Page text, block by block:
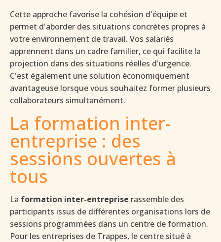
Cette approche favorise la cohésion d'équipe et
permet d'aborder des situations concrètes propres à
votre environnement de travail. Vos salariés
apprennent dans un cadre familier, ce qui facilite la
projection dans des situations réelles d'urgence.
C'est également une solution économiquement
avantageuse lorsque vous souhaitez former plusieurs
collaborateurs simultanément.
La formation inter-
entreprise : des
sessions ouvertes à
tous
La formation inter-entreprise rassemble des
participants issus de différentes organisations lors de
sessions programmées dans un centre de formation.
Pour les entreprises de Trappes, le centre situé à